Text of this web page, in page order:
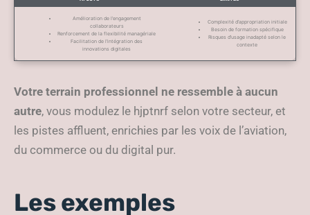
Amélioration de l’engagement
collaborateurs
Renforcement de la flexibilité managériale
Facilitation de l’intégration des
innovations digitales
Complexité d’appropriation initiale
Besoin de formation spécifique
Risques d’usage inadapté selon le
contexte
Votre terrain professionnel ne ressemble à aucun
autre, vous modulez le hjptnrf selon votre secteur, et
les pistes affluent, enrichies par les voix de l’aviation,
du commerce ou du digital pur.
Les exemples